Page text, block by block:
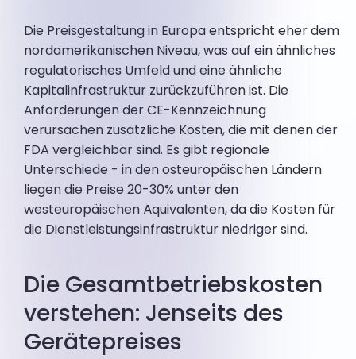
Die Preisgestaltung in Europa entspricht eher dem
nordamerikanischen Niveau, was auf ein ähnliches
regulatorisches Umfeld und eine ähnliche
Kapitalinfrastruktur zurückzuführen ist. Die
Anforderungen der CE-Kennzeichnung
verursachen zusätzliche Kosten, die mit denen der
FDA vergleichbar sind. Es gibt regionale
Unterschiede - in den osteuropäischen Ländern
liegen die Preise 20-30% unter den
westeuropäischen Äquivalenten, da die Kosten für
die Dienstleistungsinfrastruktur niedriger sind.
Die Gesamtbetriebskosten
verstehen: Jenseits des
Gerätepreises